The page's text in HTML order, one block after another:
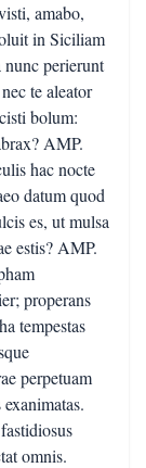
amabo,
in Siciliam
perierunt
te aleator
bolum:
AMP.
hac nocte
datum quod
es, ut mulsa
estis? AMP.
properans
tempestas
perpetuam
omnis.